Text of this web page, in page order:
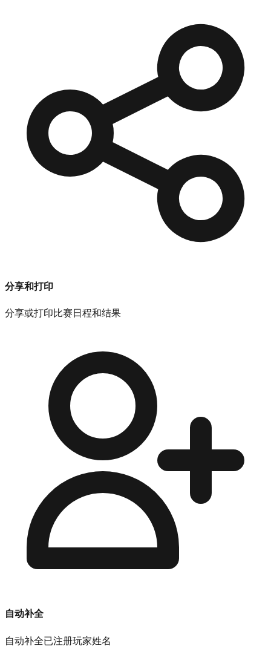
分享和打印
分享或打印比赛日程和结果
自动补全
自动补全已注册玩家姓名